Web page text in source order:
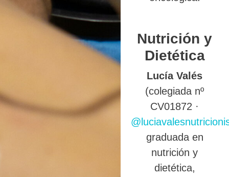
Nutrición y
Dietética
Lucía Valés
(colegiada nº
CV01872 ·
graduada en
nutrición y
dietética,